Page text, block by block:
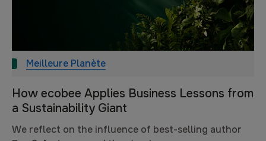
Meilleure Planète
How ecobee Applies Business Lessons from
a Sustainability Giant
We reflect on the influence of best-selling author